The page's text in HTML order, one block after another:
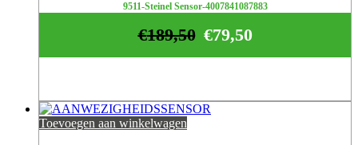
9511-Steinel Sensor-4007841087883
€79,50
€189,50
Toevoegen aan winkelwagen